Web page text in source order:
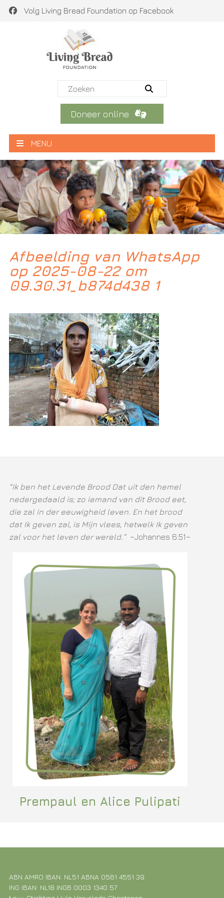
Volg Living Bread Foundation op Facebook
Doneer online
MENU
Afbeelding van WhatsApp
op 2025-08-22 om
09.30.31_b874d438 1
“Ik ben het Levende Brood Dat uit den hemel
nedergedaald is; zo iemand van dit Brood eet,
die zal in der eeuwigheid leven. En het brood
dat Ik geven zal, is Mijn vlees, hetwelk Ik geven
zal voor het leven der wereld.” ~Johannes 6:51~
Prempaul en Alice Pulipati
ABN AMRO IBAN: NL51 ABNA 0561 4551 39
ING IBAN: NL18 INGB 0003 1340 57